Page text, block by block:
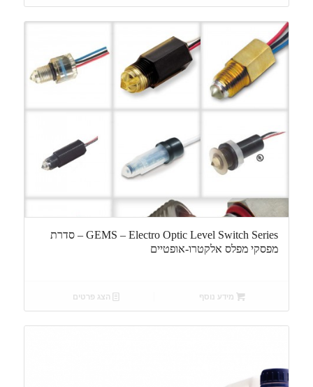
GEMS – Electro Optic Level Switch Series – סדרת
מפסקי מפלס אלקטרו-אופטיים
מידע נוסף הצג פרטים